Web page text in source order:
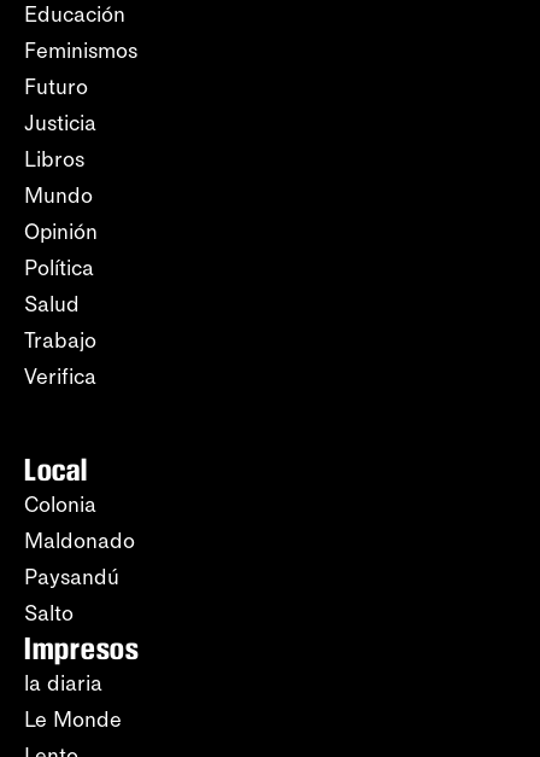
Educación
Feminismos
Futuro
Justicia
Libros
Mundo
Opinión
Política
Salud
Trabajo
Verifica
Local
Colonia
Maldonado
Paysandú
Salto
Impresos
la diaria
Le Monde